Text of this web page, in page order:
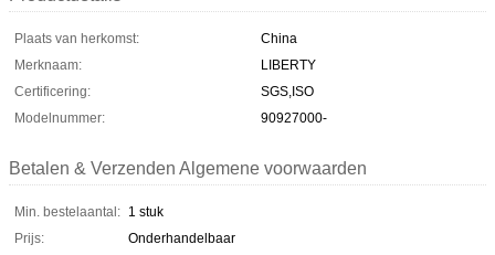
Plaats van herkomst:
China
Merknaam:
LIBERTY
Certificering:
SGS,ISO
Modelnummer:
90927000-
Betalen & Verzenden Algemene voorwaarden
Min. bestelaantal: 1 stuk
Prijs:
Onderhandelbaar